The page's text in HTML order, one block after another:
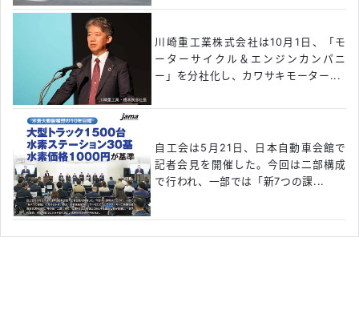
川崎重工業株式会社は10月1日、「モ
ーターサイクル＆エンジンカンパニ
ー」を分社化し、カワサキモーター...
自工会は5月21日、日本自動車会館で
記者会見を開催した。今回は二部構成
で行われ、一部では「新7つの課...